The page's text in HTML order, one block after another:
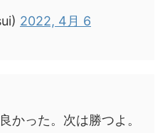
2022, 4月 6
かった。次は勝つよ。